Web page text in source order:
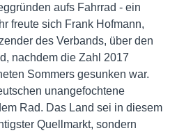
aufs Fahrrad - ein
freute sich Frank Hofmann,
des Verbands, über den
nachdem die Zahl 2017
Sommers gesunken war.
unangefochtene
Rad. Das Land sei in diesem
Quellmarkt, sondern